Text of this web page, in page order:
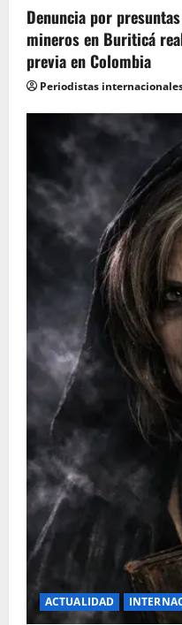
Denuncia por
mineros en Buriticá
previa en Colombia
Periodistas
ACTUALIDAD